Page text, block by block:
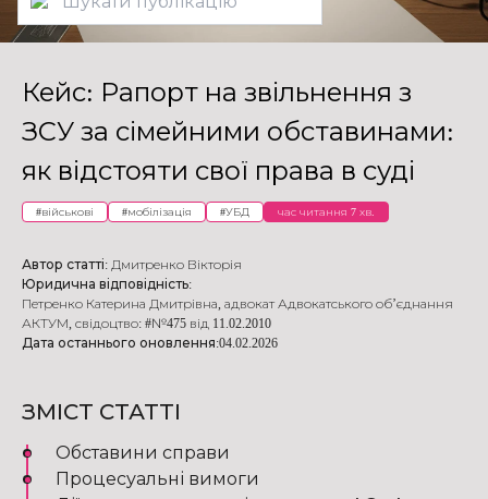
Кейс: Рапорт на звільнення з
ЗСУ за сімейними обставинами​:
як відстояти свої права в суді
#військові #мобілізація #УБД час читання 7 хв.
Автор статті: Дмитренко Вікторія
Юридична відповідність:
Петренко Катерина Дмитрівна, адвокат Адвокатського об’єднання
АКТУМ, свідоцтво: #№475 від 11.02.2010
Дата останнього оновлення:04.02.2026
ЗМІСТ СТАТТІ
Обставини справи
Процесуальні вимоги